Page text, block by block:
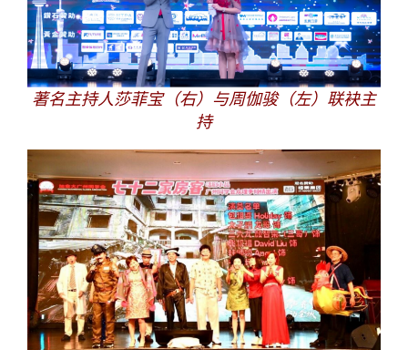
著名主持人莎菲宝（右）与周伽骏（左）联袂主
持